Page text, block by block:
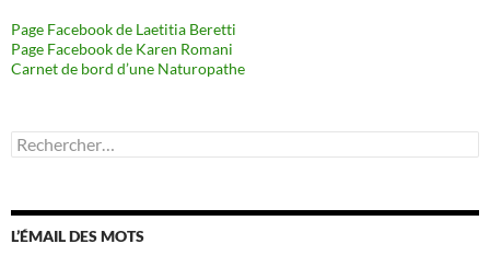
Page Facebook de Laetitia Beretti
Page Facebook de Karen Romani
Carnet de bord d’une Naturopathe
Rechercher :
L’ÉMAIL DES MOTS